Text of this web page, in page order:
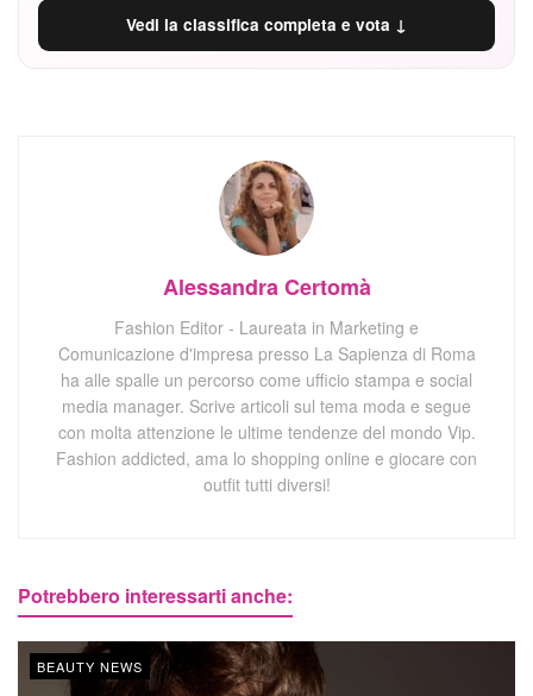
Vedi la classifica completa e vota ↓
Alessandra Certomà
Fashion Editor - Laureata in Marketing e
Comunicazione d'impresa presso La Sapienza di Roma
ha alle spalle un percorso come ufficio stampa e social
media manager. Scrive articoli sul tema moda e segue
con molta attenzione le ultime tendenze del mondo Vip.
Fashion addicted, ama lo shopping online e giocare con
outfit tutti diversi!
Potrebbero interessarti anche:
BEAUTY NEWS